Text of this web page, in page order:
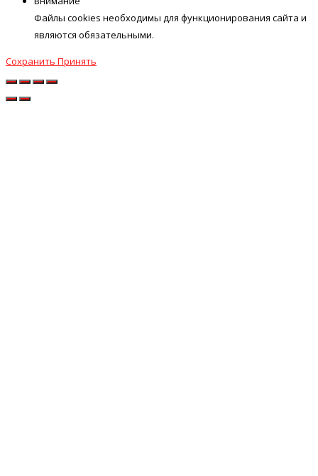
Файлы cookies необходимы для функционирования сайта и
являются обязательными.
Сохранить Принять